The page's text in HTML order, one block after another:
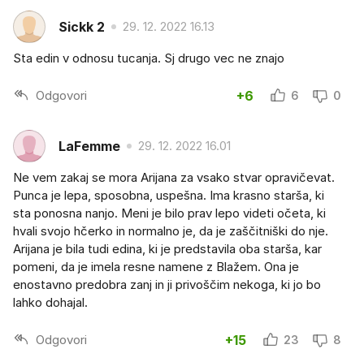
Sickk 2 29. 12. 2022 16.13
Sta edin v odnosu tucanja. Sj drugo vec ne znajo
Odgovori +6 6 0
LaFemme 29. 12. 2022 16.01
Ne vem zakaj se mora Arijana za vsako stvar opravičevat.
Punca je lepa, sposobna, uspešna. Ima krasno starša, ki
sta ponosna nanjo. Meni je bilo prav lepo videti očeta, ki
hvali svojo hčerko in normalno je, da je zaščitniški do nje.
Arijana je bila tudi edina, ki je predstavila oba starša, kar
pomeni, da je imela resne namene z Blažem. Ona je
enostavno predobra zanj in ji privoščim nekoga, ki jo bo
lahko dohajal.
Odgovori +15 23 8